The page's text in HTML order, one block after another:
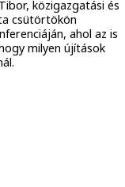
közigazgatási és
csütörtökön
ahol az is
milyen újítások